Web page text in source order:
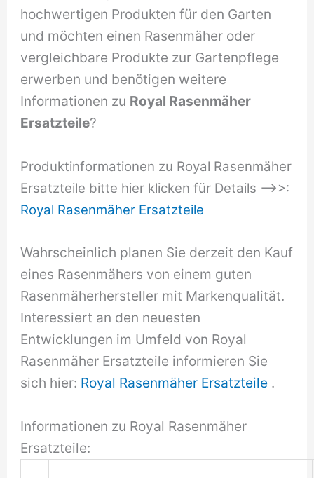
hochwertigen Produkten für den Garten
und möchten einen Rasenmäher oder
vergleichbare Produkte zur Gartenpflege
erwerben und benötigen weitere
Informationen zu Royal Rasenmäher
Ersatzteile?
Produktinformationen zu Royal Rasenmäher
Ersatzteile bitte hier klicken für Details –>>:
Royal Rasenmäher Ersatzteile
Wahrscheinlich planen Sie derzeit den Kauf
eines Rasenmähers von einem guten
Rasenmäherhersteller mit Markenqualität.
Interessiert an den neuesten
Entwicklungen im Umfeld von Royal
Rasenmäher Ersatzteile informieren Sie
sich hier: Royal Rasenmäher Ersatzteile .
Informationen zu Royal Rasenmäher
Ersatzteile: